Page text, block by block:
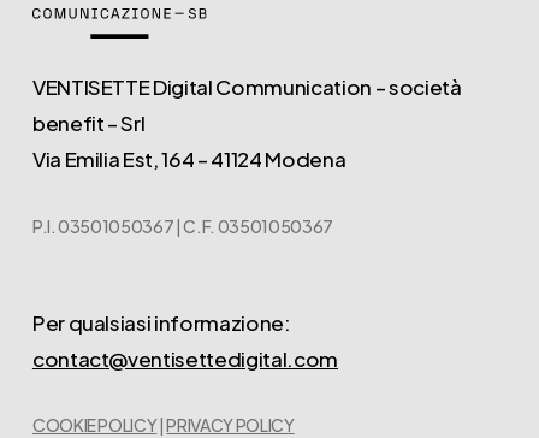
VENTISETTE Digital Communication – società
benefit – Srl
Via Emilia Est, 164 – 41124 Modena
P.I. 03501050367 | C.F. 03501050367
Per qualsiasi informazione:
contact@ventisettedigital.com
COOKIE POLICY|PRIVACY POLICY